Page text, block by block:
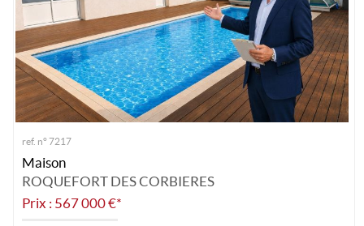
ref. n° 7217
Maison
ROQUEFORT DES CORBIERES
Prix : 567 000 €*